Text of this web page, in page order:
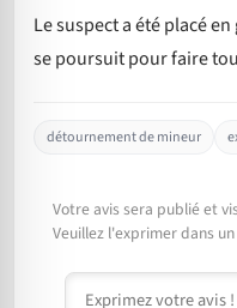
Le suspect a été placé
se poursuit pour faire
détournement de mineur
Votre avis sera publié et
Veuillez l'exprimer dans
Commentaire